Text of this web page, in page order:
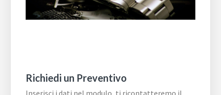
Richiedi un Preventivo
Inserisci i dati nel modulo, ti ricontatteremo il